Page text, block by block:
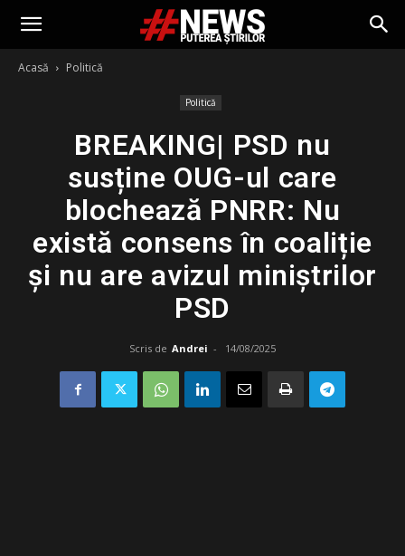
Acasă Politică
Politică
BREAKING| PSD nu
susține OUG-ul care
blochează PNRR: Nu
există consens în coaliție
și nu are avizul miniștrilor
PSD
Scris de Andrei - 14/08/2025